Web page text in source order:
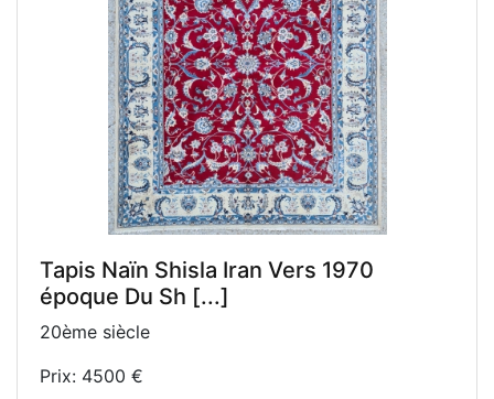
Tapis Naïn Shisla Iran Vers 1970
époque Du Sh [...]
20ème siècle
Prix: 4500 €